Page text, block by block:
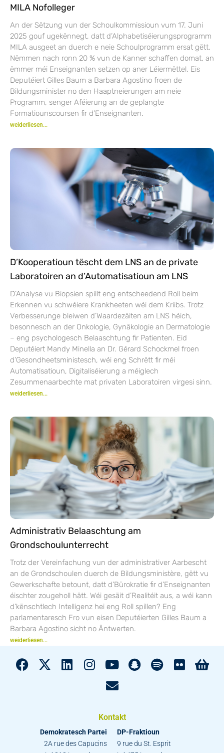
MILA Nofolleger
An der Sëtzung vun der Schoulkommissioun vum 17. Juni
2025 gouf ugekënnegt, datt d’Alphabetiséierungsprogramm
MILA ausgeet an duerch e neie Schoulprogramm ersat gëtt.
Nëmmen nach ronn 20 % vun de Kanner schaffen domat, an
ëmmer méi Enseignanten setzen op aner Léiermëttel. Eis
Deputéiert Gilles Baum a Barbara Agostino froen de
Bildungsminister no den Haaptneierungen am neie
Programm, senger Aféierung an de geplangte
Formatiounscoursen fir d’Enseignanten.
weiderliesen...
D’Kooperatioun tëscht dem LNS an de private
Laboratoiren an d’Automatisatioun am LNS
D’Analyse vu Biopsien spillt eng entscheedend Roll beim
Erkennen vu schwéiere Krankheeten wéi dem Kriibs. Trotz
Verbesserunge bleiwen d’Waardezäiten am LNS héich,
besonnesch an der Onkologie, Gynäkologie an Dermatologie
– eng psychologesch Belaaschtung fir Patienten. Eid
Deputéiert Mandy Minella an Dr. Gérard Schockmel froen
d’Gesondheetsministesch, wéi eng Schrëtt fir méi
Automatisatioun, Digitaliséierung a méiglech
Zesummenaarbechte mat privaten Laboratoiren virgesi sinn.
weiderliesen...
Administrativ Belaaschtung am
Grondschoulunterrecht
Trotz der Vereinfachung vun der administrativer Aarbescht
an de Grondschoulen duerch de Bildungsministère, gëtt vu
Gewerkschafte betount, datt d’Bürokratie fir d’Enseignanten
éischter zougeholl hätt. Wéi gesäit d’Realitéit aus, a wéi kann
d’kënschtlech Intelligenz hei eng Roll spillen? Eng
parlamentaresch Fro vun eisen Deputéierten Gilles Baum a
Barbara Agostino sicht no Äntwerten.
weiderliesen...
Kontakt
Demokratesch Partei
2A rue des Capucins
DP-Fraktioun
9 rue du St. Esprit